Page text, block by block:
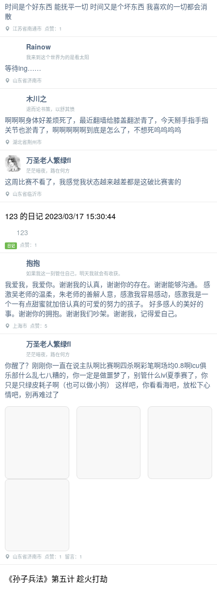
时间是个好东西 能抚平一切 时间又是个坏东西 我喜欢的一切都会消
散
江苏省南通市 点赞：1
Rainow
我来到这个世界为的是看太阳
等待ing……
山东省济南市
木川之
退而论书策，以舒其愤
啊啊啊身体好差烦死了，最近翻墙给膝盖翻淤青了，今天掰手指手指
关节也淤青了，啊啊啊啊啊到底是怎么了，不想死呜呜呜呜
湖北省荆州市
万圣老人繁绿fl
茫茫暗夜，路在何方
这周比赛不看了，我感觉我状态越来越差都是这破比赛害的
山东省临沂市
123 的日记 2023/03/17 15:30:44
123
日记 点赞：1
抱抱
如果我这一刻管住自己，明天我就会有收获。
我爱我，我爱你。谢谢我的认真，谢谢你的存在。谢谢能够沟通。 感
激吴老师的温柔，朱老师的善解人意，感激我容易感动，感激我是一
个一有点甜蜜就加倍认真的可爱的努力的孩子。 好多感人的美好的
事。谢谢你的拥抱。谢谢我们吵架。谢谢我，记得爱自己。
上海市 点赞：5
万圣老人繁绿fl
茫茫暗夜，路在何方
你醒了？刚刚你一直在说主队啊比赛啊四杀啊彩笔啊场均0.8啊icu俱
乐部什么乱七八糟的，你一定是做噩梦了，别管什么ivl夏季赛了，你
只是只绿皮耗子啊（也可以做小狗） 这样吧，你看看海吧，放松下心
情吧，别再难过了
山东省济南市 点赞：1 留言：1
《孙子兵法》第五计 趁火打劫